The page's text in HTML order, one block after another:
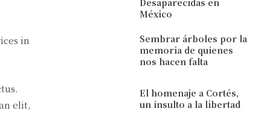
in
elit,
Desaparecidas en
México
Sembrar árboles por la
memoria de quienes
nos hacen falta
El homenaje a Cortés,
un insulto a la libertad